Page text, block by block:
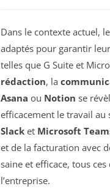
Dans le contexte actuel,
adaptés pour garantir
telles que G Suite et
rédaction, la
Asana ou Notion se
efficacement le travail au
Slack et Microsoft
et de la facturation avec
saine et efficace, tous
l’entreprise.